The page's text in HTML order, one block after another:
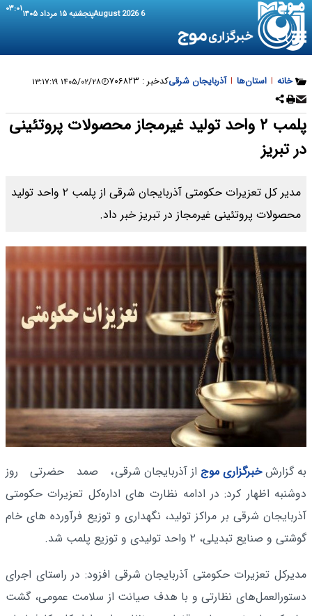
6 August 2026 پنجشنبه ۱۵ مرداد ۱۴۰۵ ۰۳:۰۱
خانه | استان‌ها | آذربایجان‌ شرقیکدخبر : ۷۰۶۸۲۳ ۱۴۰۵/۰۲/۲۸ ۱۳:۱۷:۱۹
پلمب ۲ واحد تولید غیرمجاز محصولات پروتئینی
در تبریز
مدیر کل تعزیرات حکومتی آذربایجان شرقی از پلمب ۲ واحد تولید
محصولات پروتئینی غیرمجاز در تبریز خبر داد.
به گزارشخبرگزاری موج از آذربایجان‌ شرقی، صمد حضرتی روز
دوشنبه اظهار کرد: در ادامه نظارت های اداره‌کل تعزیرات حکومتی
آذربایجان شرقی بر مراکز تولید، نگهداری و توزیع فرآورده های خام
گوشتی و صنایع تبدیلی، ۲ واحد تولیدی و توزیع پلمب شد.
مدیرکل تعزیرات حکومتی آذربایجان شرقی افزود: در راستای اجرای
دستورالعمل‌های نظارتی و با هدف صیانت از سلامت عمومی، گشت